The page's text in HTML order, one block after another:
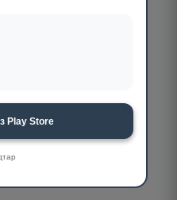
Play Store